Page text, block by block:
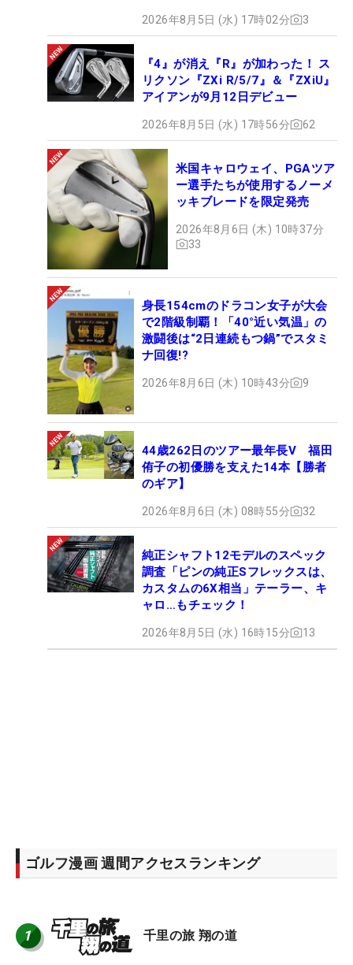
2026年8月5日 (水) 17時02分 3
『4』が消え『R』が加わった！ ス
リクソン『ZXi R/5/7』＆『ZXiU』
アイアンが9月12日デビュー
2026年8月5日 (水) 17時56分 62
米国キャロウェイ、PGAツア
ー選手たちが使用するノーメ
ッキブレードを限定発売
2026年8月6日 (木) 10時37分
33
身長154cmのドラコン女子が大会
で2階級制覇！「40°近い気温」の
激闘後は“2日連続もつ鍋”でスタミ
ナ回復!?
2026年8月6日 (木) 10時43分 9
44歳262日のツアー最年長V 福田
侑子の初優勝を支えた14本【勝者
のギア】
2026年8月6日 (木) 08時55分 32
純正シャフト12モデルのスペック
調査「ピンの純正Sフレックスは、
カスタムの6X相当」テーラー、キ
ャロ…もチェック！
2026年8月5日 (水) 16時15分 13
ゴルフ漫画 週間アクセスランキング
1 千里の旅 翔の道